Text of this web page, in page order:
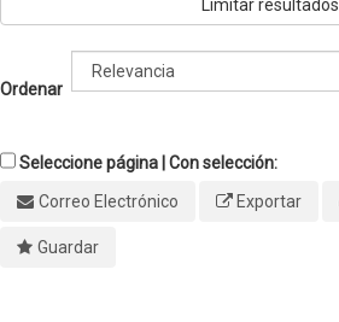
Limitar resultados
Ordenar
Seleccione página | Con selección:
Correo Electrónico
Exportar
Guardar